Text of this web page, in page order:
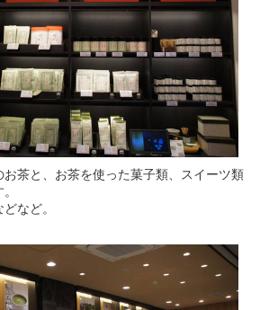
茶と、お茶を使った菓子類、スイーツ類
など。